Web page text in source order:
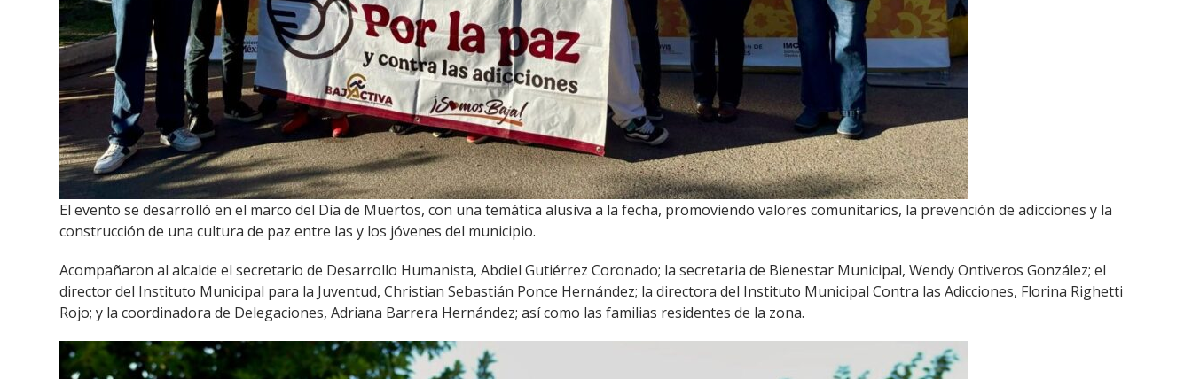
El evento se desarrolló en el marco del Día de Muertos, con una temática alusiva a la fecha, promoviendo valores comunitarios, la prevención de adicciones y la
construcción de una cultura de paz entre las y los jóvenes del municipio.
Acompañaron al alcalde el secretario de Desarrollo Humanista, Abdiel Gutiérrez Coronado; la secretaria de Bienestar Municipal, Wendy Ontiveros González; el
director del Instituto Municipal para la Juventud, Christian Sebastián Ponce Hernández; la directora del Instituto Municipal Contra las Adicciones, Florina Righetti
Rojo; y la coordinadora de Delegaciones, Adriana Barrera Hernández; así como las familias residentes de la zona.